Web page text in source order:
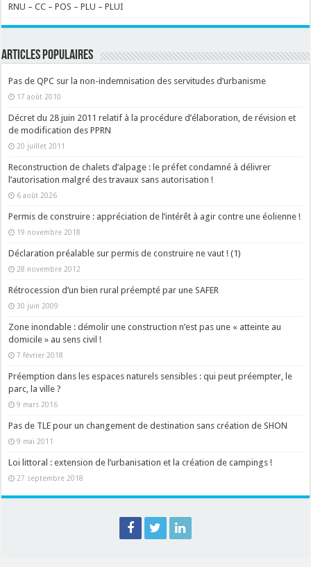
RNU – CC – POS – PLU – PLUI
ARTICLES POPULAIRES
Pas de QPC sur la non-indemnisation des servitudes d’urbanisme
17 août 2010
Décret du 28 juin 2011 relatif à la procédure d’élaboration, de révision et
de modification des PPRN
20 juillet 2011
Reconstruction de chalets d’alpage : le préfet condamné à délivrer
l’autorisation malgré des travaux sans autorisation !
6 août 2026
Permis de construire : appréciation de l’intérêt à agir contre une éolienne !
19 novembre 2018
Déclaration préalable sur permis de construire ne vaut ! (1)
28 novembre 2012
Rétrocession d’un bien rural préempté par une SAFER
30 juin 2009
Zone inondable : démolir une construction n’est pas une « atteinte au
domicile » au sens civil !
7 février 2018
Préemption dans les espaces naturels sensibles : qui peut préempter, le
parc, la ville ?
9 mars 2016
Pas de TLE pour un changement de destination sans création de SHON
9 mai 2011
Loi littoral : extension de l’urbanisation et la création de campings !
27 septembre 2018